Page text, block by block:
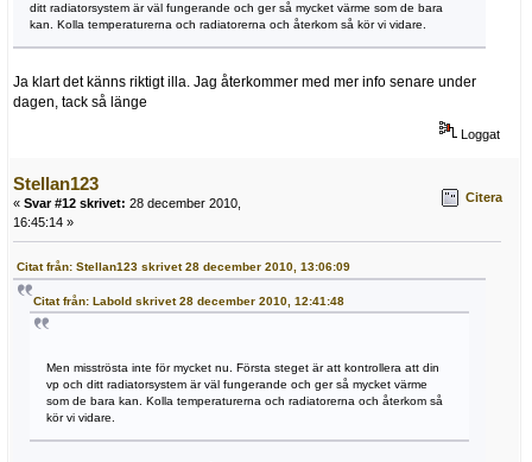
ditt radiatorsystem är väl fungerande och ger så mycket värme som de bara
kan. Kolla temperaturerna och radiatorerna och återkom så kör vi vidare.
Ja klart det känns riktigt illa. Jag återkommer med mer info senare under
dagen, tack så länge
Loggat
Stellan123
« Svar #12 skrivet: 28 december 2010,
16:45:14 »
Citera
Citat från: Stellan123 skrivet 28 december 2010, 13:06:09
Citat från: Labold skrivet 28 december 2010, 12:41:48
Men misströsta inte för mycket nu. Första steget är att kontrollera att din
vp och ditt radiatorsystem är väl fungerande och ger så mycket värme
som de bara kan. Kolla temperaturerna och radiatorerna och återkom så
kör vi vidare.